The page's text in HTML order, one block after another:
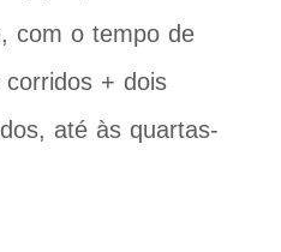
com o tempo de
+ dois
até às quartas-